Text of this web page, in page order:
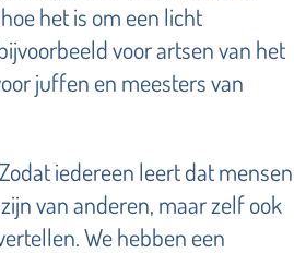
het is om een licht
voor artsen van het
juffen en meesters van
iedereen leert dat mensen
van anderen, maar zelf ook
We hebben een